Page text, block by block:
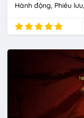
Hành động Phiêu lưu